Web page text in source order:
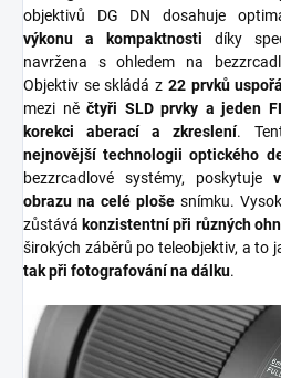
objektivů DG DN dosahuje
výkonu a kompaktnosti díky
navržena s ohledem na
Objektiv se skládá z 22 prvků
mezi něčtyři SLD prvky a jeden
korekci aberací a zkreslení.
nejnovější technologii optického
bezzrcadlové systémy, poskytuje
obrazu na celé ploše snímku.
zůstávákonzistentní při různých
širokých záběrů po teleobjektiv, a to
tak při fotografování na dálku.